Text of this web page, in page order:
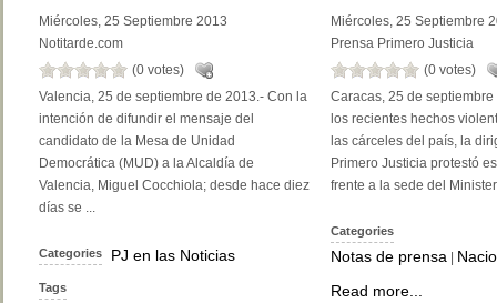
Miércoles, 25 Septiembre 2013
Notitarde.com
(0 votes)
Valencia, 25 de septiembre de 2013.- Con la
intención de difundir el mensaje del
candidato de la Mesa de Unidad
Democrática (MUD) a la Alcaldía de
Valencia, Miguel Cocchiola; desde hace diez
días se ...
Categories PJ en las Noticias
Tags
Miércoles, 25 Septiembre
Prensa Primero Justicia
(0 votes)
Caracas, 25 de septiembre
los recientes hechos
las cárceles del país, la
Primero Justicia protestó
frente a la sede del
Categories
Notas de prensa |
Read more...